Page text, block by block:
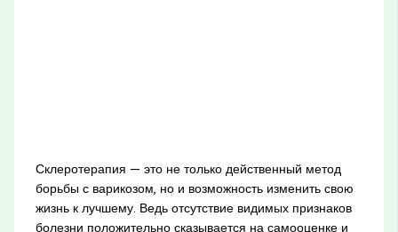
Склеротерапия — это не только действенный метод
борьбы с варикозом, но и возможность изменить свою
жизнь к лучшему. Ведь отсутствие видимых признаков
болезни положительно сказывается на самооценке и